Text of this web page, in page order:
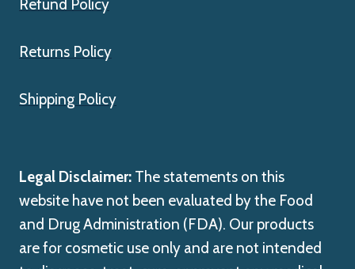
Refund Policy
Returns Policy
Shipping Policy
Legal Disclaimer: The statements on this
website have not been evaluated by the Food
and Drug Administration (FDA). Our products
are for cosmetic use only and are not intended